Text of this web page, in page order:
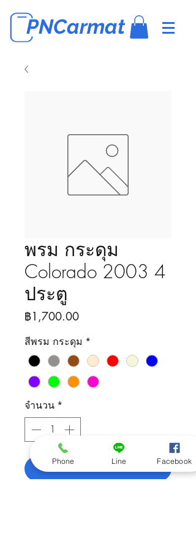
PNCarmat
พรม กระดุม
Colorado 2003 4
ประตู
฿1,700.00ราคา
สีพรม กระดุม *
จำนวน *
เพิ่มลงในรถเข็น
Phone Line Facebook